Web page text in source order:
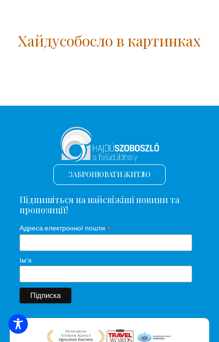
Хайдусобосло в картинках
ПОШУК ЖИТЛА
ЗАБРОНЮВАТИ ЖИТЛО
Підпишіться на найсвіжіші новини та
пропозиції!
Адреса електронної пошти *
Ім'я